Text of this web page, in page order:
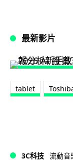
最新影片
tablet
3C科技 流動音